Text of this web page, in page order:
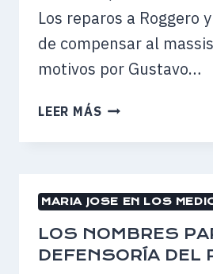
Los reparos a Roggero
de compensar al
motivos por Gustavo…
LEER MÁS SARGHINI
VENTAJA
CARRERA
POR
LA
DEFENSORÍA
MARIA JOSE EN LOS
LOS NOMBRES
DEFENSORÍA DEL